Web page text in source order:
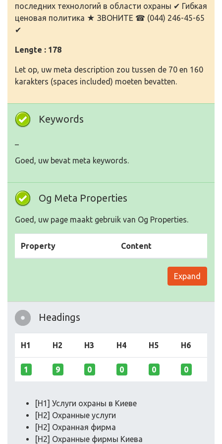
последних технологий в области охраны ✔ Гибкая
ценовая политика ★ ЗВОНИТЕ ☎ (044) 246-45-65
✔
Lengte : 178
Let op, uw meta description zou tussen de 70 en 160
karakters (spaces included) moeten bevatten.
Keywords
Goed, uw bevat meta keywords.
Og Meta Properties
Goed, uw page maakt gebruik van Og Properties.
Property Content
Expand
Headings
H1 H2 H3 H4 H5 H6
1 9 0 0 0 0
[H1] Услуги охраны в Киеве
[H2] Охранные услуги
[H2] Охранная фирма
[H2] Охранные фирмы Киева